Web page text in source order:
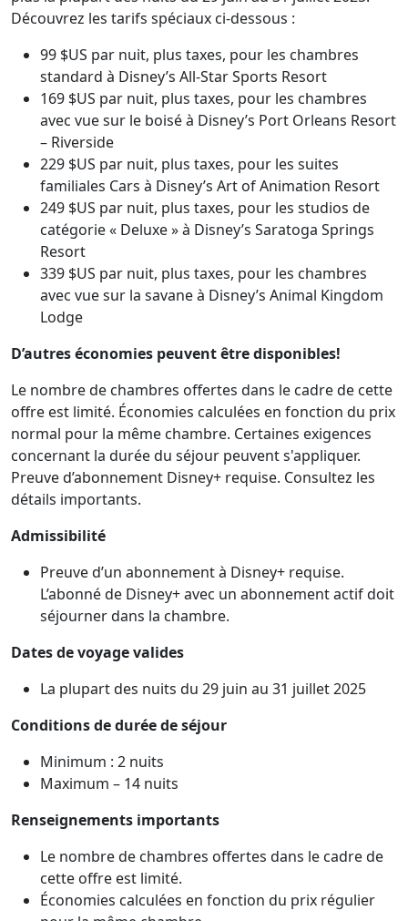
Découvrez les tarifs spéciaux ci-dessous :
99 $US par nuit, plus taxes, pour les chambres
standard à Disney’s All-Star Sports Resort
169 $US par nuit, plus taxes, pour les chambres
avec vue sur le boisé à Disney’s Port Orleans Resort
– Riverside
229 $US par nuit, plus taxes, pour les suites
familiales Cars à Disney’s Art of Animation Resort
249 $US par nuit, plus taxes, pour les studios de
catégorie « Deluxe » à Disney’s Saratoga Springs
Resort
339 $US par nuit, plus taxes, pour les chambres
avec vue sur la savane à Disney’s Animal Kingdom
Lodge
D’autres économies peuvent être disponibles!
Le nombre de chambres offertes dans le cadre de cette
offre est limité. Économies calculées en fonction du prix
normal pour la même chambre. Certaines exigences
concernant la durée du séjour peuvent s'appliquer.
Preuve d’abonnement Disney+ requise. Consultez les
détails importants.
Admissibilité
Preuve d’un abonnement à Disney+ requise.
L’abonné de Disney+ avec un abonnement actif doit
séjourner dans la chambre.
Dates de voyage valides
La plupart des nuits du 29 juin au 31 juillet 2025
Conditions de durée de séjour
Minimum : 2 nuits
Maximum – 14 nuits
Renseignements importants
Le nombre de chambres offertes dans le cadre de
cette offre est limité.
Économies calculées en fonction du prix régulier